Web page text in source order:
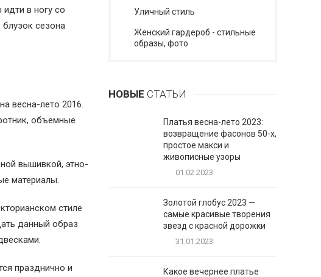
в ногу со
сезона
весна-лето 2016.
объемные
вышивкой, этно-
материалы.
стиле
данный образ
празднично и
Уличный стиль
Женский гардероб - стильные
образы, фото
НОВЫЕ СТАТЬИ
Платья весна-лето 2023:
возвращение фасонов 50-х,
простое макси и
живописные узоры
01.02.2023
Золотой глобус 2023 —
самые красивые творения
звезд с красной дорожки
31.01.2023
Какое вечернее платье